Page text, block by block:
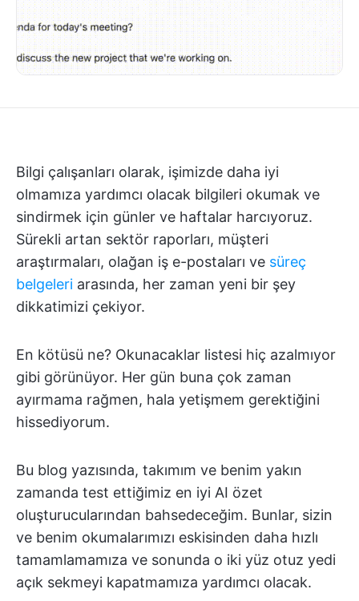
Bilgi çalışanları olarak, işimizde daha iyi
olmamıza yardımcı olacak bilgileri okumak ve
sindirmek için günler ve haftalar harcıyoruz.
Sürekli artan sektör raporları, müşteri
araştırmaları, olağan iş e-postaları ve süreç
belgeleri arasında, her zaman yeni bir şey
dikkatimizi çekiyor.
En kötüsü ne? Okunacaklar listesi hiç azalmıyor
gibi görünüyor. Her gün buna çok zaman
ayırmama rağmen, hala yetişmem gerektiğini
hissediyorum.
Bu blog yazısında, takımım ve benim yakın
zamanda test ettiğimiz en iyi AI özet
oluşturucularından bahsedeceğim. Bunlar, sizin
ve benim okumalarımızı eskisinden daha hızlı
tamamlamamıza ve sonunda o iki yüz otuz yedi
açık sekmeyi kapatmamıza yardımcı olacak.